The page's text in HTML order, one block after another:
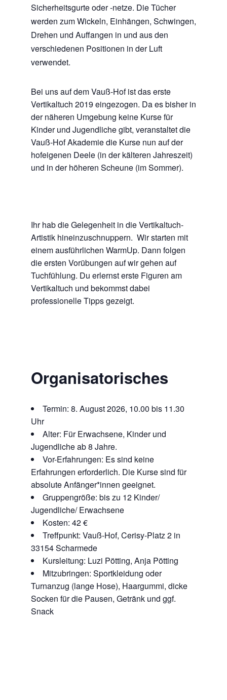
Sicherheitsgurte oder -netze. Die Tücher
werden zum Wickeln, Einhängen, Schwingen,
Drehen und Auffangen in und aus den
verschiedenen Positionen in der Luft
verwendet.
Bei uns auf dem Vauß-Hof ist das erste
Vertikaltuch 2019 eingezogen. Da es bisher in
der näheren Umgebung keine Kurse für
Kinder und Jugendliche gibt, veranstaltet die
Vauß-Hof Akademie die Kurse nun auf der
hofeigenen Deele (in der kälteren Jahreszeit)
und in der höheren Scheune (im Sommer).
Ihr hab die Gelegenheit in die Vertikaltuch-
Artistik hineinzuschnuppern. Wir starten mit
einem ausführlichen WarmUp. Dann folgen
die ersten Vorübungen auf wir gehen auf
Tuchfühlung. Du erlernst erste Figuren am
Vertikaltuch und bekommst dabei
professionelle Tipps gezeigt.
Organisatorisches
Termin: 8. August 2026, 10.00 bis 11.30
Uhr
Alter: Für Erwachsene, Kinder und
Jugendliche ab 8 Jahre.
Vor-Erfahrungen: Es sind keine
Erfahrungen erforderlich. Die Kurse sind für
absolute Anfänger*innen geeignet.
Gruppengröße: bis zu 12 Kinder/
Jugendliche/ Erwachsene
Kosten: 42 €
Treffpunkt: Vauß-Hof, Cerisy-Platz 2 in
33154 Scharmede
Kursleitung: Luzi Pötting, Anja Pötting
Mitzubringen: Sportkleidung oder
Turnanzug (lange Hose), Haargummi, dicke
Socken für die Pausen, Getränk und ggf.
Snack